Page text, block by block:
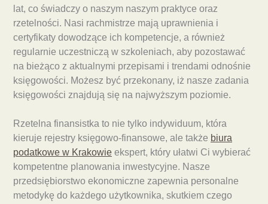
lat, co świadczy o naszym naszym praktyce oraz
rzetelności. Nasi rachmistrze mają uprawnienia i
certyfikaty dowodzące ich kompetencje, a również
regularnie uczestniczą w szkoleniach, aby pozostawać
na bieżąco z aktualnymi przepisami i trendami odnośnie
księgowości. Możesz być przekonany, iż nasze zadania
księgowości znajdują się na najwyższym poziomie.
Rzetelna finansistka to nie tylko indywiduum, która
kieruje rejestry księgowo-finansowe, ale także biura
podatkowe w Krakowie ekspert, który ułatwi Ci wybierać
kompetentne planowania inwestycyjne. Nasze
przedsiębiorstwo ekonomiczne zapewnia personalne
metodykę do każdego użytkownika, skutkiem czego